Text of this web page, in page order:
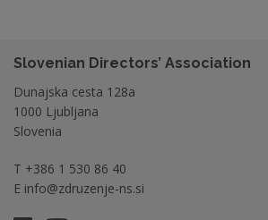
Slovenian Directors’ Association
Dunajska cesta 128a
1000 Ljubljana
Slovenia
T +386 1 530 86 40
E info@zdruzenje-ns.si